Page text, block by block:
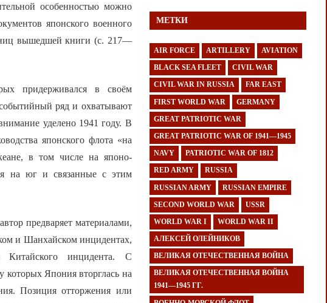
особенностью можно
японского военного
вышедшей книги (с. 217—
придерживался в своём
ряд и охватывают
уделено 1941 году. В
японского флота «на
в том числе на японо-
на юг и связанные с этим
предваряет материалами,
и Шанхайском инцидентах,
инцидента. С
которых Япония вторглась на
Позиция отторжения или
МЕТКИ
AIR FORCE ARTILLERY AVIATION
BLACK SEA FLEET CIVIL WAR
CIVIL WAR IN RUSSIA FAR EAST
FIRST WORLD WAR GERMANY
GREAT PATRIOTIC WAR
GREAT PATRIOTIC WAR OF 1941—1945
NAVY PATRIOTIC WAR OF 1812
RED ARMY RUSSIA
RUSSIAN ARMY RUSSIAN EMPIRE
SECOND WORLD WAR USSR
WORLD WAR I WORLD WAR II
АЛЕКСЕЙ ОЛЕЙНИКОВ
ВЕЛИКАЯ ОТЕЧЕСТВЕННАЯ ВОЙНА
ВЕЛИКАЯ ОТЕЧЕСТВЕННАЯ ВОЙНА
1941—1945 ГГ.